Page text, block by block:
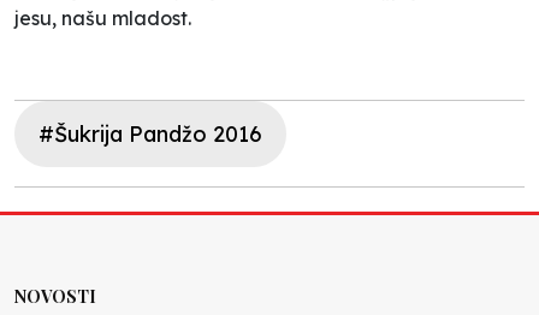
jesu, našu mladost.
#Šukrija Pandžo 2016
NOVOSTI